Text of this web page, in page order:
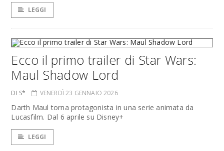
LEGGI
Ecco il primo trailer di Star Wars:
Maul Shadow Lord
DI S* VENERDÌ 23 GENNAIO 2026
Darth Maul torna protagonista in una serie animata da
Lucasfilm. Dal 6 aprile su Disney+
LEGGI